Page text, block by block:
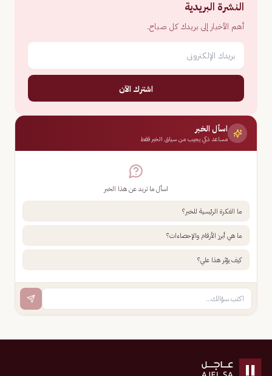
النشرة البريدية
أهم الأخبار إلى بريدك كل صباح.
اشترك الآن
اسأل الخبر
مساعد ذكي يجيب من سياق الخبر فقط
اسأل ما تريد عن هذا الخبر
ما الفكرة الرئيسية للخبر؟
ما هي أبرز الأرقام والإحصاءات؟
كيف يؤثر هذا علي؟